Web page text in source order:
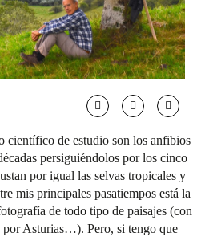
científico de estudio son los anfibios
persiguiéndolos por los cinco
por igual las selvas tropicales y
mis principales pasatiempos está la
de todo tipo de paisajes (con
por Asturias…). Pero, si tengo que